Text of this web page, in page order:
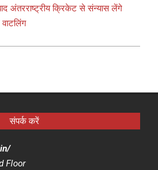
अंतरराष्ट्रीय क्रिकेट से संन्यास लेंगे
संपर्क करें
Floor